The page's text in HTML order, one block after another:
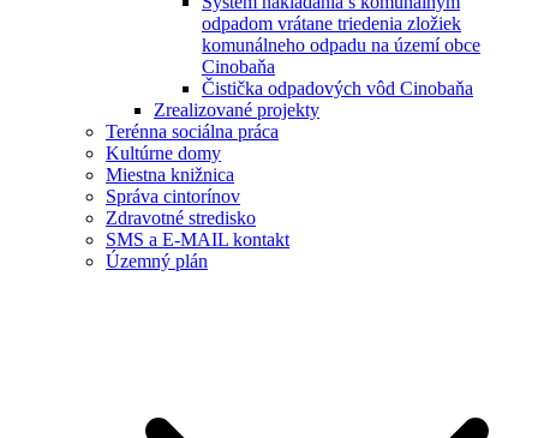
odpadom vrátane triedenia zložiek
komunálneho odpadu na území obce
Cinobaňa
Čistička odpadových vôd Cinobaňa
Zrealizované projekty
Terénna sociálna práca
Kultúrne domy
Miestna knižnica
Správa cintorínov
Zdravotné stredisko
SMS a E-MAIL kontakt
Územný plán